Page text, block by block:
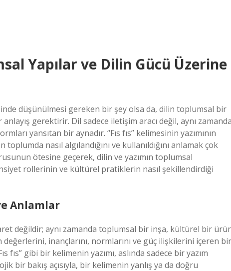
Yapılar ve Dilin Gücü Üzerine
düşünülmesi gereken bir şey olsa da, dilin toplumsal bir
gerektirir. Dil sadece iletişim aracı değil, aynı zamanda
yansıtan bir aynadır. “Fıs fıs” kelimesinin yazımının
nasıl algılandığını ve kullanıldığını anlamak çok
ötesine geçerek, dilin ve yazımın toplumsal
rollerinin ve kültürel pratiklerin nasıl şekillendirdiği
Anlamlar
değildir; aynı zamanda toplumsal bir inşa, kültürel bir
inançlarını, normlarını ve güç ilişkilerini içeren bir
fıs” gibi bir kelimenin yazımı, aslında sadece bir yazım
bir bakış açısıyla, bir kelimenin yanlış ya da doğru